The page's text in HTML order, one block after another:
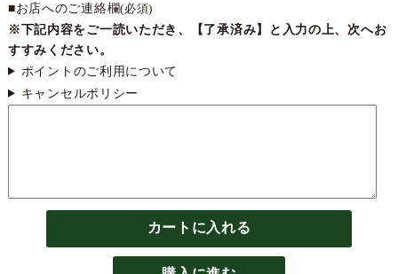
■お店へのご連絡欄(必須)
※下記内容をご一読いただき、【了承済み】と入力の上、次へお
すすみください。
ポイントのご利用について
キャンセルポリシー
カートに入れる